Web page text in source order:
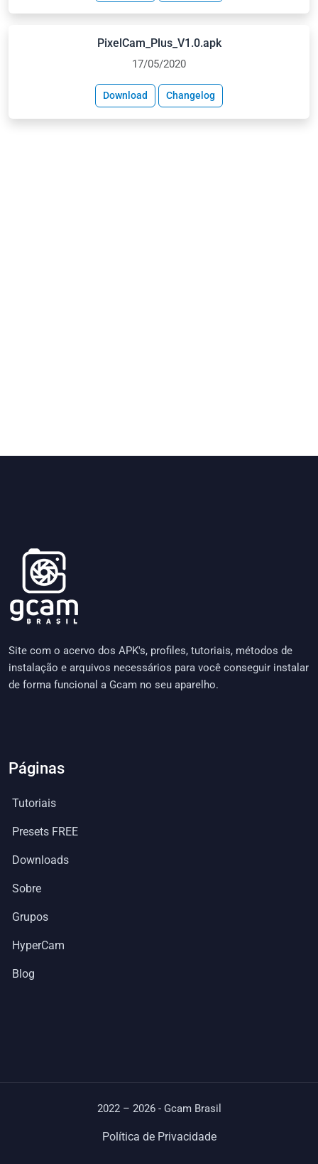
PixelCam_Plus_V1.0.apk
17/05/2020
Download Changelog
Site com o acervo dos APK's, profiles, tutoriais, métodos de
instalação e arquivos necessários para você conseguir instalar
de forma funcional a Gcam no seu aparelho.
Páginas
Tutoriais
Presets FREE
Downloads
Sobre
Grupos
HyperCam
Blog
2022 – 2026 - Gcam Brasil
Política de Privacidade